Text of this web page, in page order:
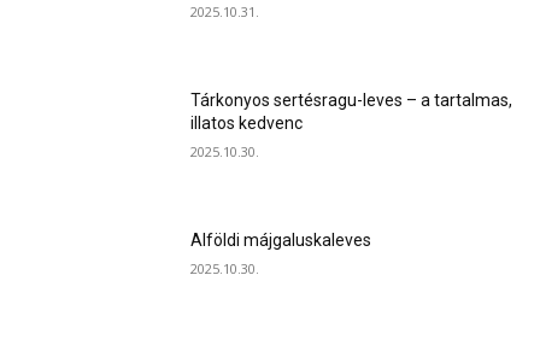
2025.10.31.
Tárkonyos sertésragu-leves – a tartalmas,
illatos kedvenc
2025.10.30.
Alföldi májgaluskaleves
2025.10.30.